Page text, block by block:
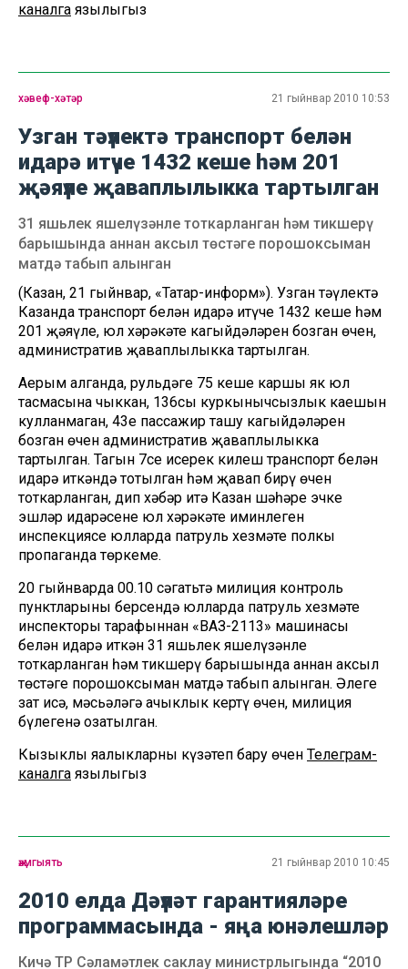
каналга язылыгыз
хәвеф-хәтәр 21 гыйнвар 2010 10:53
Узган тәүлектә транспорт белән
идарә итүче 1432 кеше һәм 201
җәяүле җаваплылыкка тартылган
31 яшьлек яшелүзәнле тоткарланган һәм тикшерү
барышында аннан аксыл төстәге порошоксыман
матдә табып алынган
(Казан, 21 гыйнвар, «Татар-информ»). Узган тәүлектә
Казанда транспорт белән идарә итүче 1432 кеше һәм
201 җәяүле, юл хәрәкәте кагыйдәләрен бозган өчен,
административ җаваплылыкка тартылган.
Аерым алганда, рульдәге 75 кеше каршы як юл
тасмасына чыккан, 136сы куркынычсызлык каешын
кулланмаган, 43е пассажир ташу кагыйдәләрен
бозган өчен административ җаваплылыкка
тартылган. Тагын 7се исерек килеш транспорт белән
идарә иткәндә тотылган һәм җавап бирү өчен
тоткарланган, дип хәбәр итә Казан шәһәре эчке
эшләр идарәсенең юл хәрәкәте иминлеген
инспекциясе юлларда патруль хезмәте полкы
пропаганда төркеме.
20 гыйнварда 00.10 сәгатьтә милиция контроль
пунктларының берсендә юлларда патруль хезмәте
инспекторы тарафыннан «ВАЗ-2113» машинасы
белән идарә иткән 31 яшьлек яшелүзәнле
тоткарланган һәм тикшерү барышында аннан аксыл
төстәге порошоксыман матдә табып алынган. Әлеге
зат исә, мәсьәләгә ачыклык кертү өчен, милиция
бүлегенә озатылган.
Кызыклы яңалыкларны күзәтеп бару өчен Телеграм-
каналга язылыгыз
җәмгыять 21 гыйнвар 2010 10:45
2010 елда Дәүләт гарантияләре
программасында - яңа юнәлешләр
Кичә ТР Сәламәтлек саклау министрлыгында “2010